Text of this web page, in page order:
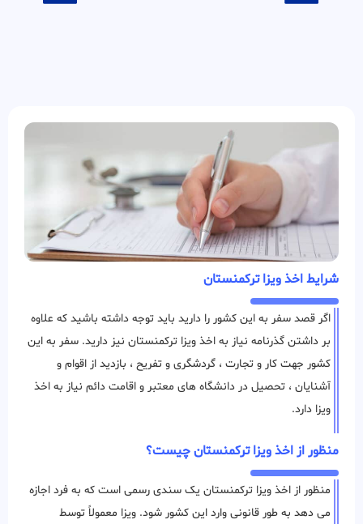
شرایط اخذ ویزا ترکمنستان
اگر قصد سفر به این کشور را دارید باید توجه داشته باشید که علاوه
بر داشتن گذرنامه نیاز به اخذ ویزا ترکمنستان نیز دارید. سفر به این
کشور جهت کار و تجارت ، گردشگری و تفریح ، بازدید از اقوام و
آشنایان ، تحصیل در دانشگاه های معتبر و اقامت دائم نیاز به اخذ
ویزا دارد.
منظور از اخذ ویزا ترکمنستان چیست؟
منظور از اخذ ویزا ترکمنستان یک سندی رسمی است که به فرد اجازه
می دهد به طور قانونی وارد این کشور شود. ویزا معمولاً توسط